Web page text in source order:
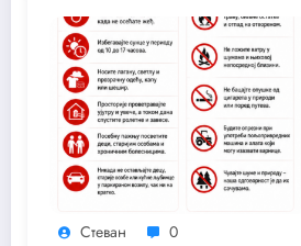
Стеван 0